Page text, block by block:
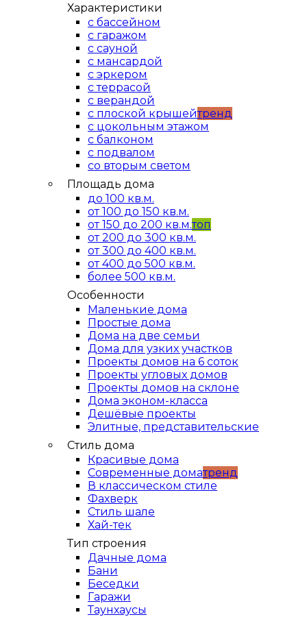
Характеристики
с бассейном
с гаражом
с сауной
с мансардой
с эркером
с террасой
с верандой
с плоской крышейтренд
с цокольным этажом
с балконом
с подвалом
со вторым светом
Площадь дома
до 100 кв.м.
от 100 до 150 кв.м.
от 150 до 200 кв.м.топ
от 200 до 300 кв.м.
от 300 до 400 кв.м.
от 400 до 500 кв.м.
более 500 кв.м.
Особенности
Маленькие дома
Простые дома
Дома на две семьи
Дома для узких участков
Проекты домов на 6 соток
Проекты угловых домов
Проекты домов на склоне
Дома эконом-класса
Дешёвые проекты
Элитные, представительские
Стиль дома
Красивые дома
Современные доматренд
В классическом стиле
Фахверк
Стиль шале
Хай-тек
Тип строения
Дачные дома
Бани
Беседки
Гаражи
Таунхаусы